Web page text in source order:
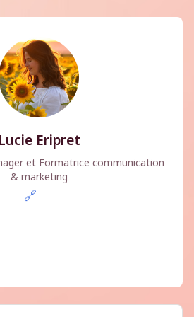
Lucie Eripret
et Formatrice communication
& marketing
🔗
si vous souhaitez me